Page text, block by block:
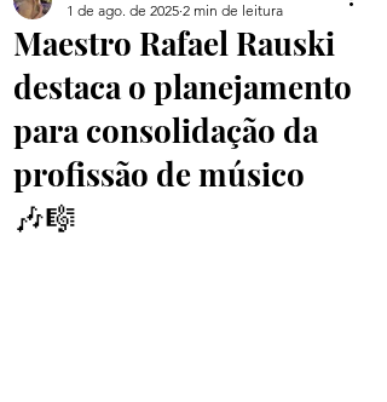
Maestro Rafael Rauski
destaca o planejamento
para consolidação da
profissão de músico
🎶🎼
1 de ago. de 2025 2 min de leitura